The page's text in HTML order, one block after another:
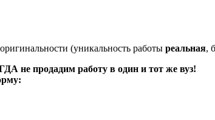
оригинальности (уникальность работы реальная,
не продадим работу в один и тот же вуз!